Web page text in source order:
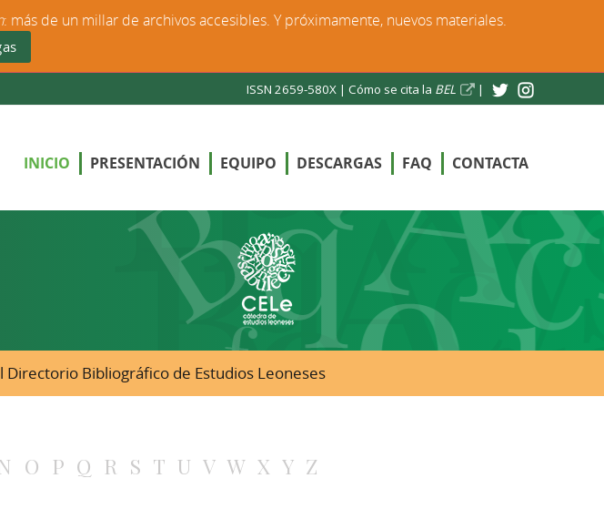
ISSN 2659-580X | Cómo se cita la BEL |
INICIO PRESENTACIÓN EQUIPO DESCARGAS FAQ CONTACTA
Bibliográfico de Estudios Leoneses
O P Q R S T U V W X Y Z
: más de un millar de archivos accesibles. Y próximamente, nuevos materiales.